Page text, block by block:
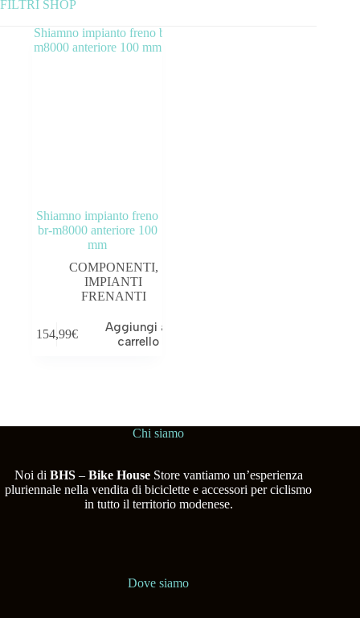
FILTRI SHOP
OUTLET
Shiamno impianto freno
br-m8000 anteriore 100
mm
COMPONENTI,
IMPIANTI
FRENANTI
154,99€
Aggiungi al
carrello
Chi siamo
Noi di BHS– Bike HouseStore vantiamo un’esperienza
pluriennale nella vendita di biciclette e accessori per ciclismo
in tutto il territorio modenese.
Dove siamo